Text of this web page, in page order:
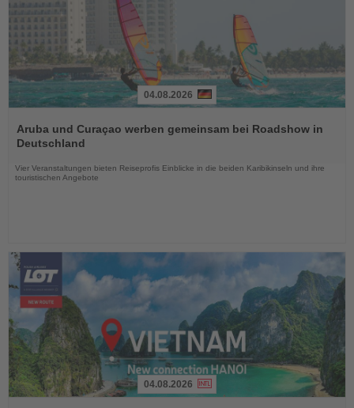
Sie
die
04.08.2026
Aruba und Curaçao werben gemeinsam bei Roadshow in
Deutschland
Vier Veranstaltungen bieten Reiseprofis Einblicke in die beiden Karibikinseln und ihre
touristischen Angebote
04.08.2026